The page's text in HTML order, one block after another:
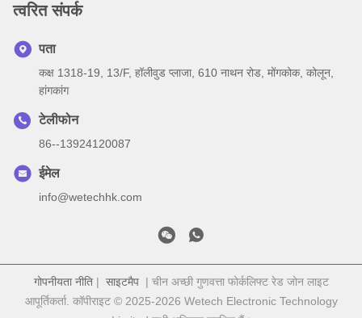
त्वरित संपर्क
पता
कक्ष 1318-19, 13/F, हॉलीवुड प्लाजा, 610 नाथन रोड, मोंगकोक, कोलून,
हांगकांग
टेलीफोन
86--13924120087
ईमेल
info@wetechhk.com
गोपनीयता नीति| साइटमैप| चीन अच्छी गुणवत्ता फोर्कलिफ्ट रेड जोन लाइट
आपूर्तिकर्ता. कॉपीराइट © 2025-2026 Wetech Electronic Technology